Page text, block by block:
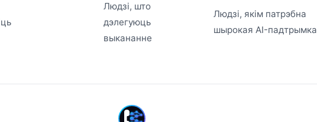
Людзі, што
дэлегуюць
выкананне
Людзі, якім патрэбна
шырокая AI-падтрымка